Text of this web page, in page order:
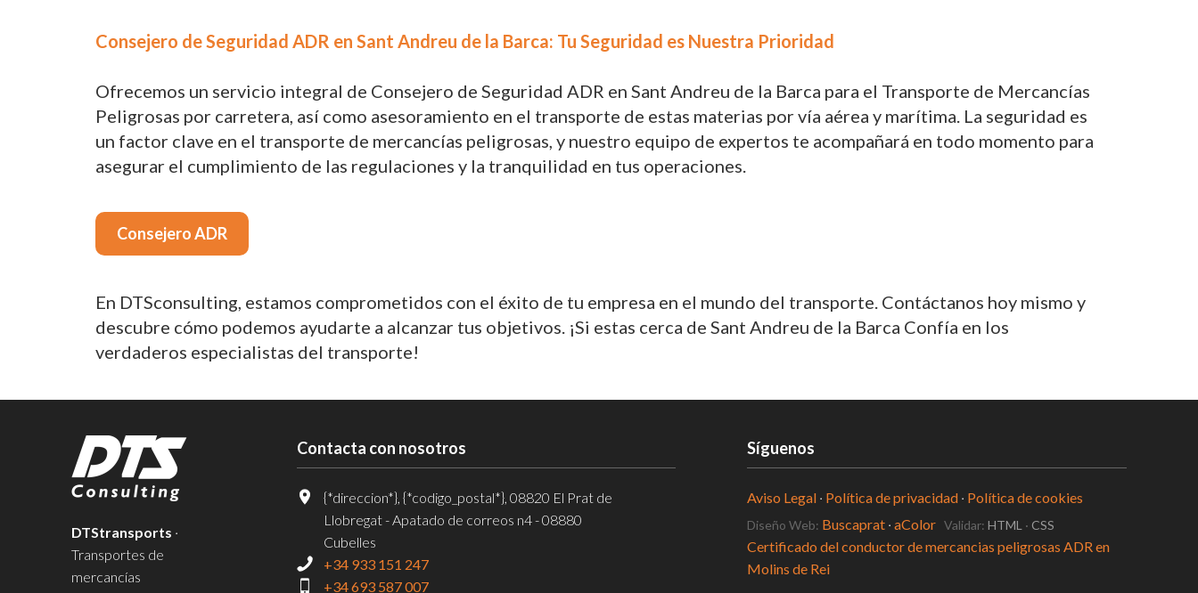
Consejero de Seguridad ADR en Sant Andreu de la Barca: Tu Seguridad es Nuestra Prioridad
Ofrecemos un servicio integral de Consejero de Seguridad ADR en Sant Andreu de la Barca para el Transporte de Mercancías
Peligrosas por carretera, así como asesoramiento en el transporte de estas materias por vía aérea y marítima. La seguridad es
un factor clave en el transporte de mercancías peligrosas, y nuestro equipo de expertos te acompañará en todo momento para
asegurar el cumplimiento de las regulaciones y la tranquilidad en tus operaciones.
Consejero ADR
En DTSconsulting, estamos comprometidos con el éxito de tu empresa en el mundo del transporte. Contáctanos hoy mismo y
descubre cómo podemos ayudarte a alcanzar tus objetivos. ¡Si estas cerca de Sant Andreu de la Barca Confía en los
verdaderos especialistas del transporte!
DTStransports ·
Transportes de
mercancías
Contacta con nosotros
{*direccion*}, {*codigo_postal*}, 08820 El Prat de
Llobregat - Apatado de correos n4 - 08880
Cubelles
+34 933 151 247
+34 693 587 007
Síguenos
Aviso Legal · Política de privacidad · Política de cookies
Diseño Web: Buscaprat ·aColor Validar:HTML ·CSS
Certificado del conductor de mercancias peligrosas ADR en
Molins de Rei